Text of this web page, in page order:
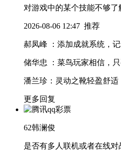
对游戏中的某个技能不够
2026-08-06 12:47 推荐
郝凤峰 ：添加成就系统，
储华忠 ：菜鸟玩家相信，
潘兰珍 ：灵动之靴轻盈舒
更多回复
62韩澜俊
是否有多人联机或者在线对